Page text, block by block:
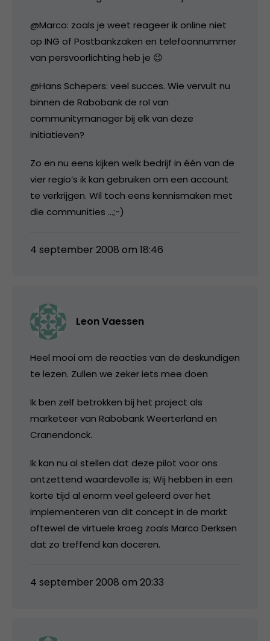
@Marco: zoals je weet reageer ik online niet
op ING of Postbankzaken en telefoonnummer
van persvoorlichting heb je 😉
@Hans Schepers: veel succes. Wie vervult nu
binnen de Rabobank de rol van
communitymanager bij elk van deze
initiatieven?
Zo en nu eens kijken welk bedrijf in één van de
vier regio’s ik kan gebruiken om een account
te verkrijgen. Wil toch eens kennismaken met
die communities …;-)
4 september 2008 om 18:46
Leon Vaessen
Heel mooi om de reacties van de deskundigen
te lezen. Zullen we zeker iets mee doen
Ik ben zelf betrokken bij het project als
marketeer van Rabobank Weerterland en
Cranendonck.
Ik kan nu al stellen dat deze pilot voor ons
ontzettend waardevolle is; Wij hebben in een
korte tijd al enorm veel geleerd over het
implementeren van dit concept in de markt
oftewel de virtuele kroeg zoals Marco Derksen
dat zo treffend kan doceren.
4 september 2008 om 20:33